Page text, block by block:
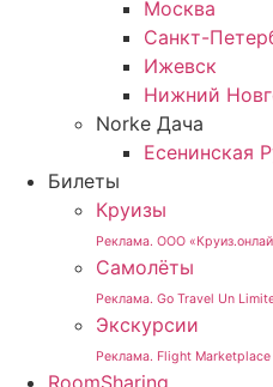
Москва
Санкт-
Ижевск
Нижний
Norke Дача
Есенинская
Билеты
Круизы
Реклама. ООО
Самолёты
Реклама. Go Travel Un
Экскурсии
Реклама. Flight
RoomSharing